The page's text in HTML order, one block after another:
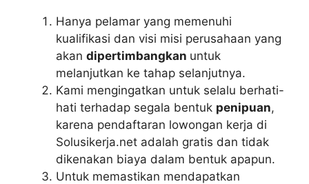
Hanya pelamar yang memenuhi
kualifikasi dan visi misi perusahaan yang
akan dipertimbangkan untuk
melanjutkan ke tahap selanjutnya.
Kami mengingatkan untuk selalu berhati-
hati terhadap segala bentuk penipuan,
karena pendaftaran lowongan kerja di
Solusikerja.net adalah gratis dan tidak
dikenakan biaya dalam bentuk apapun.
Untuk memastikan mendapatkan